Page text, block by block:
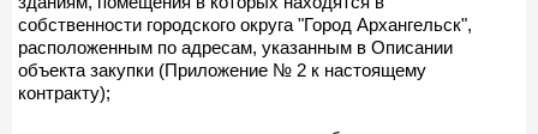
собственности городского округа "Город Архангельск",
расположенным по адресам, указанным в Описании
объекта закупки (Приложение № 2 к настоящему
контракту);